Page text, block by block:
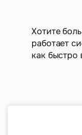
Хотите
работает
как быстро